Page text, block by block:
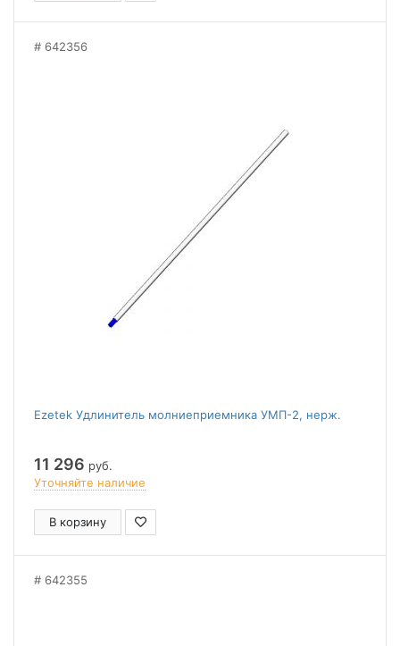
642356
Ezetek Удлинитель молниеприемника УМП-2, нерж.
11 296 руб.
Уточняйте наличие
В корзину
642355